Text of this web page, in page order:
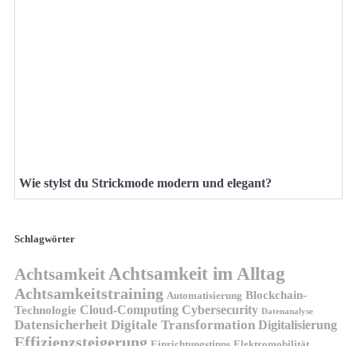
Wie stylst du Strickmode modern und elegant?
Schlagwörter
AchtsamkeitAchtsamkeit im Alltag
Achtsamkeitstraining Automatisierung Blockchain-
Technologie Cloud-Computing Cybersecurity Datenanalyse
Datensicherheit Digitale Transformation Digitalisierung
Effizienzsteigerung